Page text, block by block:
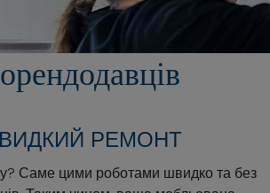
РЕМОНТ
Саме цими роботами швидко та без